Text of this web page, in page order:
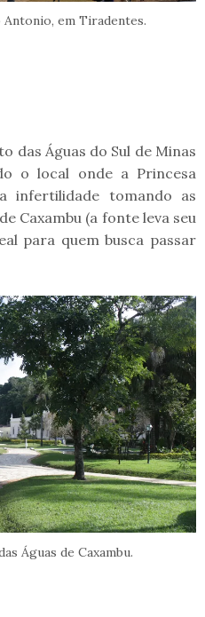
em Tiradentes.
das Águas do Sul de Minas
o local onde a Princesa
infertilidade tomando as
Caxambu (a fonte leva seu
para quem busca passar
Águas de Caxambu.